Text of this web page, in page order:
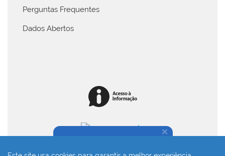
Perguntas Frequentes
Dados Abertos